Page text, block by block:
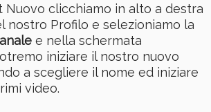
Nuovo clicchiamo in alto a destra
nostro Profilo e selezioniamo la
e nella schermata
iniziare il nostro nuovo
a scegliere il nome ed iniziare
video.